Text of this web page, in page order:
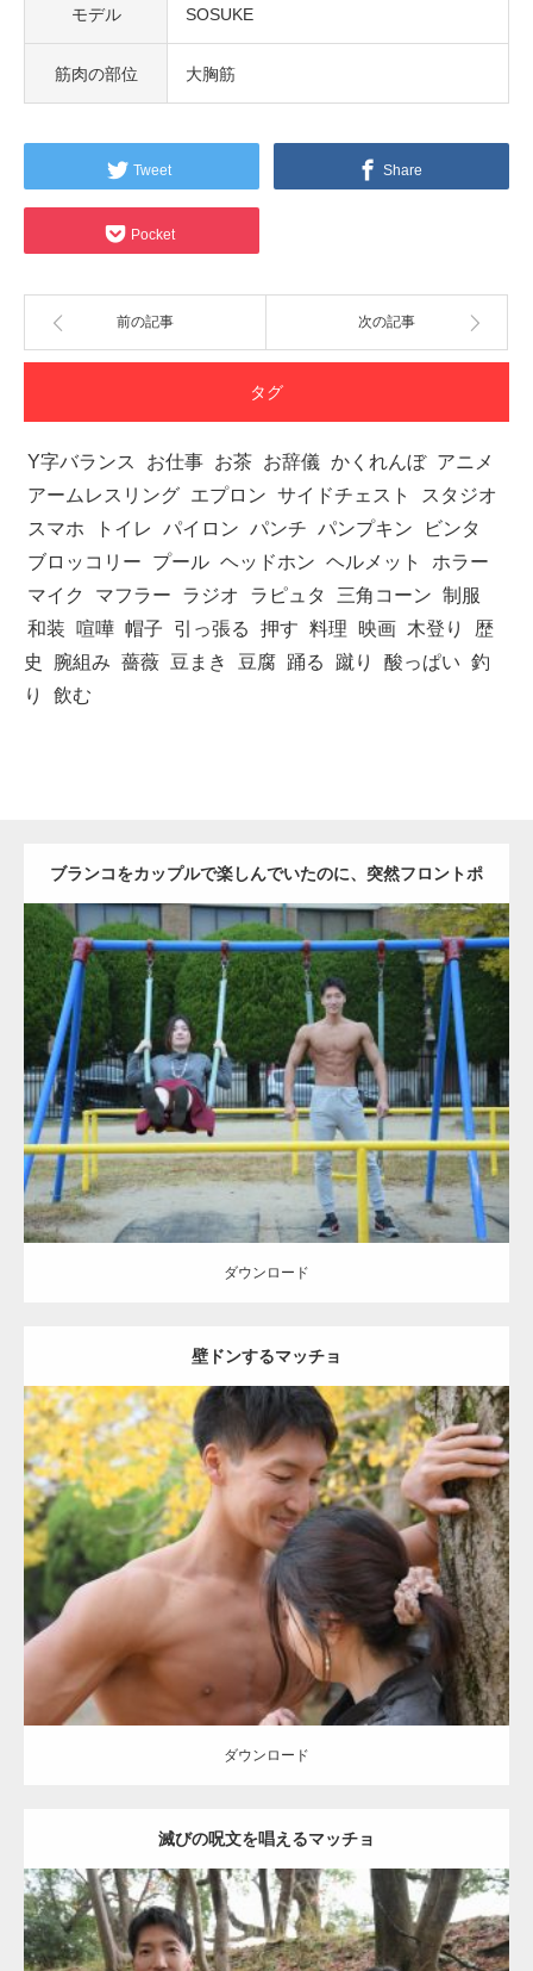
モデル SOSUKE
筋肉の部位 大胸筋
Tweet Share
Pocket
前の記事 次の記事
タグ
Y字バランス お仕事 お茶 お辞儀 かくれんぼ アニメ
アームレスリング エプロン サイドチェスト
スタジオ
スマホ
トイレ パイロン パンチ パンプキン
ビンタ
ブロッコリー
プール ヘッドホン ヘルメット
ホラー
マイク
マフラー ラジオ ラピュタ 三角コーン 制服
和装
喧嘩 帽子 引っ張る 押す 料理 映画 木登り
歴
史
腕組み 薔薇 豆まき 豆腐 踊る 蹴り 酸っぱい 釣
り
飲む
ブランコをカップルで楽しんでいたのに、突然フロントポ
ーズをするマッチョ
Update: 2021.07.6
Category:公園のマッチョ その他 AKIHITO(細マッチョ) 大胸筋 腹筋
ダウンロード
ダウンロード
壁ドンするマッチョ
Update: 2021.07.8
Category:公園のマッチョ その他 AKIHITO(細マッチョ) 大胸筋 肩 腹
筋
ダウンロード
滅びの呪文を唱えるマッチョ